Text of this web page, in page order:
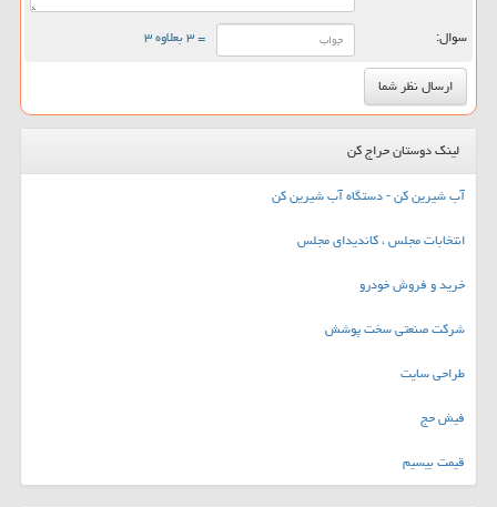
سوال: = ۳ بعلاوه ۳
لینک دوستان حراج کن
آب شیرین کن - دستگاه آب شیرین کن
انتخابات مجلس ، کاندیدای مجلس
خرید و فروش خودرو
شرکت صنعتی سخت پوشش
طراحی سایت
فیش حج
قیمت بیسیم